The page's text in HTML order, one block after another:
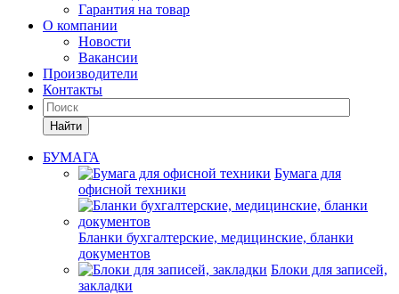
Гарантия на товар
О компании
Новости
Вакансии
Производители
Контакты
Найти
БУМАГА
Бумага для
офисной техники
Бланки бухгалтерские, медицинские, бланки
документов
Блоки для записей,
закладки